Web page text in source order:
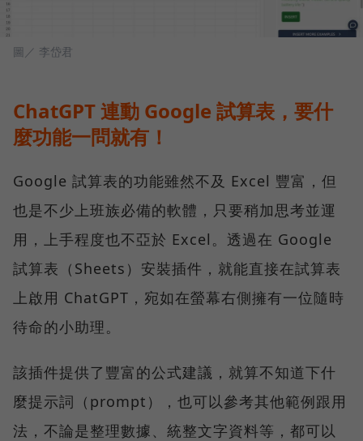
圖／ 李岱君
ChatGPT 連動 Google 試算表，要什
麼功能一問就有！
Google 試算表的功能雖然不及 Excel 豐富，但
也是不少上班族必備的軟體，只要稍加思考並運
用，上手程度也不亞於 Excel。透過在 Google
試算表（Sheets）安裝插件，就能直接在試算表
上啟用 ChatGPT，宛如在螢幕右側擁有一位隨時
待命的小助理。
該插件提供了豐富的公式建議，就算不知道下什
麼提示詞（prompt），也可以參考其他範例跟用
法，不論是整理數據、統整文字資料等，都可以